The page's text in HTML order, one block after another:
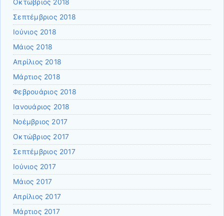
Οκτώβριος 2018
Σεπτέμβριος 2018
Ιούνιος 2018
Μάιος 2018
Απρίλιος 2018
Μάρτιος 2018
Φεβρουάριος 2018
Ιανουάριος 2018
Νοέμβριος 2017
Οκτώβριος 2017
Σεπτέμβριος 2017
Ιούνιος 2017
Μάιος 2017
Απρίλιος 2017
Μάρτιος 2017